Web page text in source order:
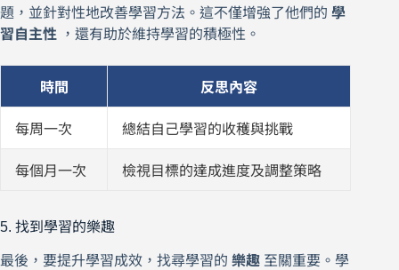
題，並針對性地改善學習方法。這不僅增強了他們的 學
習自主性
，還有助於維持學習的積極性。
時間 反思內容
每周一次 總結自己學習的收穫與挑戰
每個月一次 檢視目標的達成進度及調整策略
5. 找到學習的樂趣
最後，要提升學習成效，找尋學習的 樂趣 至關重要。學